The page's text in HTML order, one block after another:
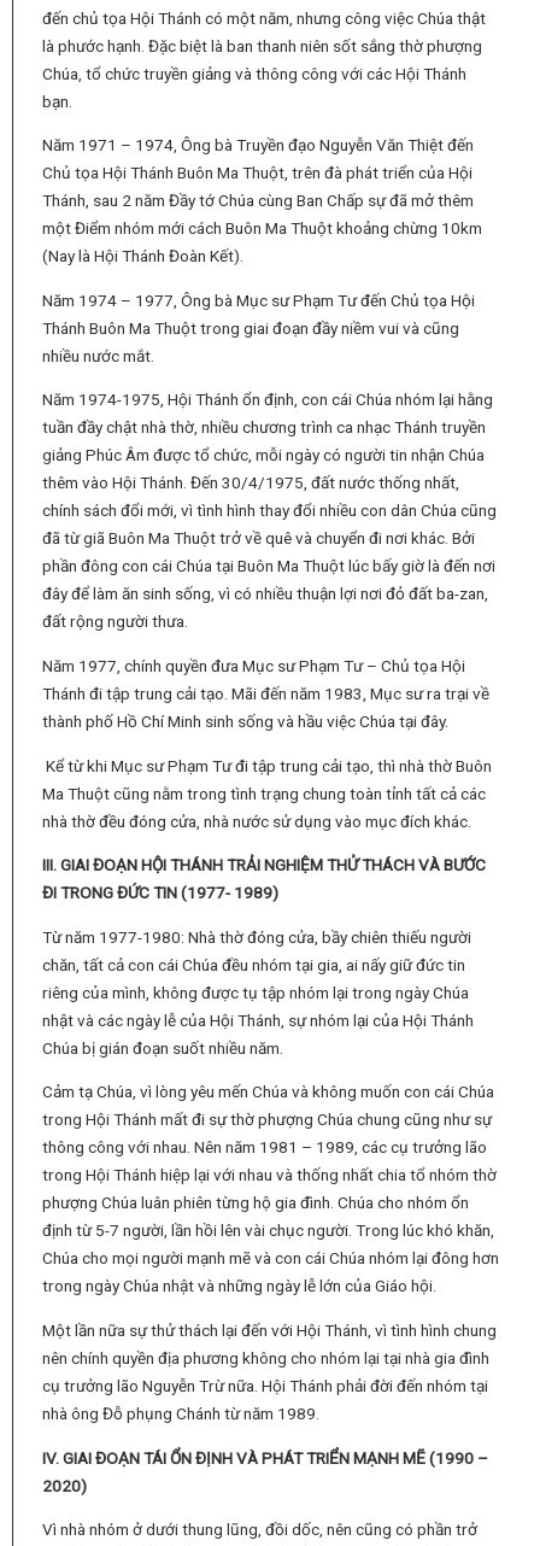
đến chủ tọa Hội Thánh có một năm, nhưng công việc Chúa thật
là phước hạnh. Đặc biệt là ban thanh niên sốt sắng thờ phượng
Chúa, tổ chức truyền giảng và thông công với các Hội Thánh
bạn.
Năm 1971 – 1974, Ông bà Truyền đạo Nguyễn Văn Thiệt đến
Chủ tọa Hội Thánh Buôn Ma Thuột, trên đà phát triển của Hội
Thánh, sau 2 năm Đầy tớ Chúa cùng Ban Chấp sự đã mở thêm
một Điểm nhóm mới cách Buôn Ma Thuột khoảng chừng 10km
(Nay là Hội Thánh Đoàn Kết).
Năm 1974 – 1977, Ông bà Mục sư Phạm Tư đến Chủ tọa Hội
Thánh Buôn Ma Thuột trong giai đoạn đầy niềm vui và cũng
nhiều nước mắt.
Năm 1974-1975, Hội Thánh ổn định, con cái Chúa nhóm lại hằng
tuần đầy chật nhà thờ, nhiều chương trình ca nhạc Thánh truyền
giảng Phúc Âm được tổ chức, mỗi ngày có người tin nhận Chúa
thêm vào Hội Thánh. Đến 30/4/1975, đất nước thống nhất,
chính sách đổi mới, vì tình hình thay đổi nhiều con dân Chúa cũng
đã từ giã Buôn Ma Thuột trở về quê và chuyển đi nơi khác. Bởi
phần đông con cái Chúa tại Buôn Ma Thuột lúc bấy giờ là đến nơi
đây để làm ăn sinh sống, vì có nhiều thuận lợi nơi đỏ đất ba-zan,
đất rộng người thưa.
Năm 1977, chính quyền đưa Mục sư Phạm Tư – Chủ tọa Hội
Thánh đi tập trung cải tạo. Mãi đến năm 1983, Mục sư ra trại về
thành phố Hồ Chí Minh sinh sống và hầu việc Chúa tại đây.
Kể từ khi Mục sư Phạm Tư đi tập trung cải tạo, thì nhà thờ Buôn
Ma Thuột cũng nằm trong tình trạng chung toàn tỉnh tất cả các
nhà thờ đều đóng cửa, nhà nước sử dụng vào mục đích khác.
III. GIAI ĐOẠN HỘI THÁNH TRẢI NGHIỆM THỬ THÁCH VÀ BƯỚC
ĐI TRONG ĐỨC TIN(1977- 1989)
Từ năm 1977-1980: Nhà thờ đóng cửa, bầy chiên thiếu người
chăn, tất cả con cái Chúa đều nhóm tại gia, ai nấy giữ đức tin
riêng của mình, không được tụ tập nhóm lại trong ngày Chúa
nhật và các ngày lễ của Hội Thánh, sự nhóm lại của Hội Thánh
Chúa bị gián đoạn suốt nhiều năm.
Cảm tạ Chúa, vì lòng yêu mến Chúa và không muốn con cái Chúa
trong Hội Thánh mất đi sự thờ phượng Chúa chung cũng như sự
thông công với nhau. Nên năm 1981 – 1989, các cụ trưởng lão
trong Hội Thánh hiệp lại với nhau và thống nhất chia tổ nhóm thờ
phượng Chúa luân phiên từng hộ gia đình. Chúa cho nhóm ổn
định từ 5-7 người, lần hồi lên vài chục người. Trong lúc khó khăn,
Chúa cho mọi người mạnh mẽ và con cái Chúa nhóm lại đông hơn
trong ngày Chúa nhật và những ngày lễ lớn của Giáo hội.
Một lần nữa sự thử thách lại đến với Hội Thánh, vì tình hình chung
nên chính quyền địa phương không cho nhóm lại tại nhà gia đình
cụ trưởng lão Nguyễn Trừ nữa. Hội Thánh phải đời đến nhóm tại
nhà ông Đỗ phụng Chánh từ năm 1989.
IV. GIAI ĐOẠNTÁIỔN ĐỊNH VÀ PHÁT TRIỂNMẠNH MẼ(1990 –
2020)
Vì nhà nhóm ở dưới thung lũng, đồi dốc, nên cũng có phần trở